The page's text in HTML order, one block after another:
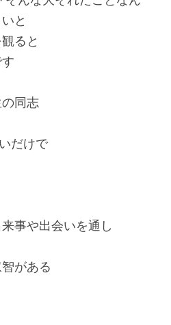
と
ると
同志
だけで
事や出会いを通し
がある